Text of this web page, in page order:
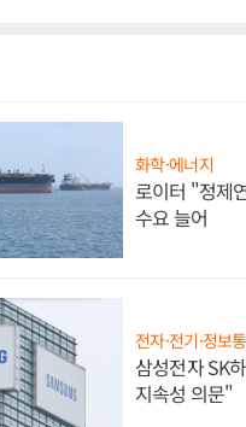
화학·에너지
로이터 "정제
수요 늘어
전자·전기·정보
삼성전자 SK
지속성 의문"